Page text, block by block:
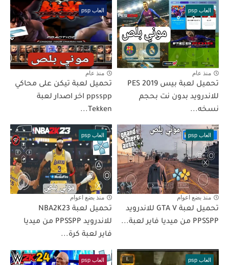
العاب psp
منذ عام
تحميل لعبة بيس PES 2019
للاندرويد بدون نت بحجم
نسخه...
العاب psp
منذ عام
تحميل لعبة تيكن على محاكي
ppsspp اخر اصدار لعبة
Tekken...
العاب psp
منذ بضع اعوام
تحميل لعبة GTA V للاندرويد
PPSSPP من ميديا فاير لعبة...
العاب psp
منذ بضع اعوام
تحميل لعبة NBA2K23
للاندرويد PPSSPP من ميديا
فاير لعبة كرة...
العاب psp العاب psp